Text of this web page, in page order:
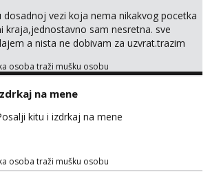
dosadnoj vezi koja nema nikakvog pocetka
kraja,jednostavno sam nesretna. sve
a nista ne dobivam za uzvrat.trazim
puno samo malo njeznosti i
po tijelu koji me jako
kad muskarac preuzme
kontrolu . javi se :) Klikni na link ispod i nadji
osoba traži mušku osobu
na mene
kitu i izdrkaj na mene
osoba traži mušku osobu